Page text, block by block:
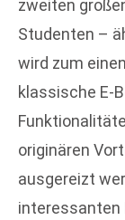
zweiten
Studenten –
wird zum
klassische E-
originären
ausgereizt
interessanten